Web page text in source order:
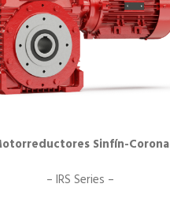
Sinfín-Corona
– IRS Series –